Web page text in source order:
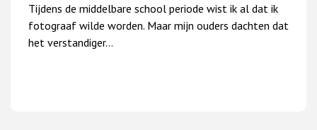
Tijdens de middelbare school periode wist ik al dat ik
fotograaf wilde worden. Maar mijn ouders dachten dat
het verstandiger…